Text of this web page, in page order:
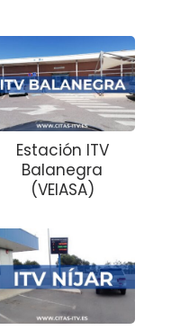
Estación ITV
Balanegra
(VEIASA)